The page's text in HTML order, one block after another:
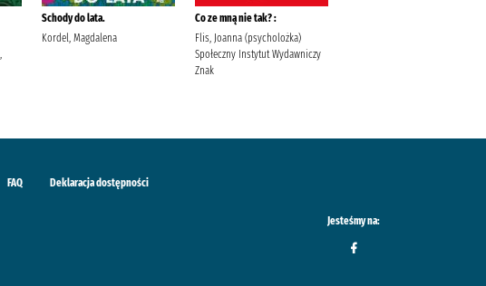
Schody do lata.
Kordel, Magdalena
Co ze mną nie tak? :
Flis, Joanna (psycholożka)
Społeczny Instytut Wydawniczy
Znak
FAQ Deklaracja dostępności
Jesteśmy na: